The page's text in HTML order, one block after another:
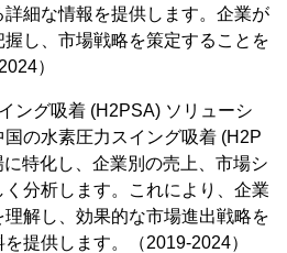
細な情報を提供します。企業が
し、市場戦略を策定することを
）
ング吸着 (H2PSA) ソリューシ
の水素圧力スイング吸着 (H2P
特化し、企業別の売上、市場シ
分析します。これにより、企業
解し、効果的な市場進出戦略を
提供します。（2019-2024）